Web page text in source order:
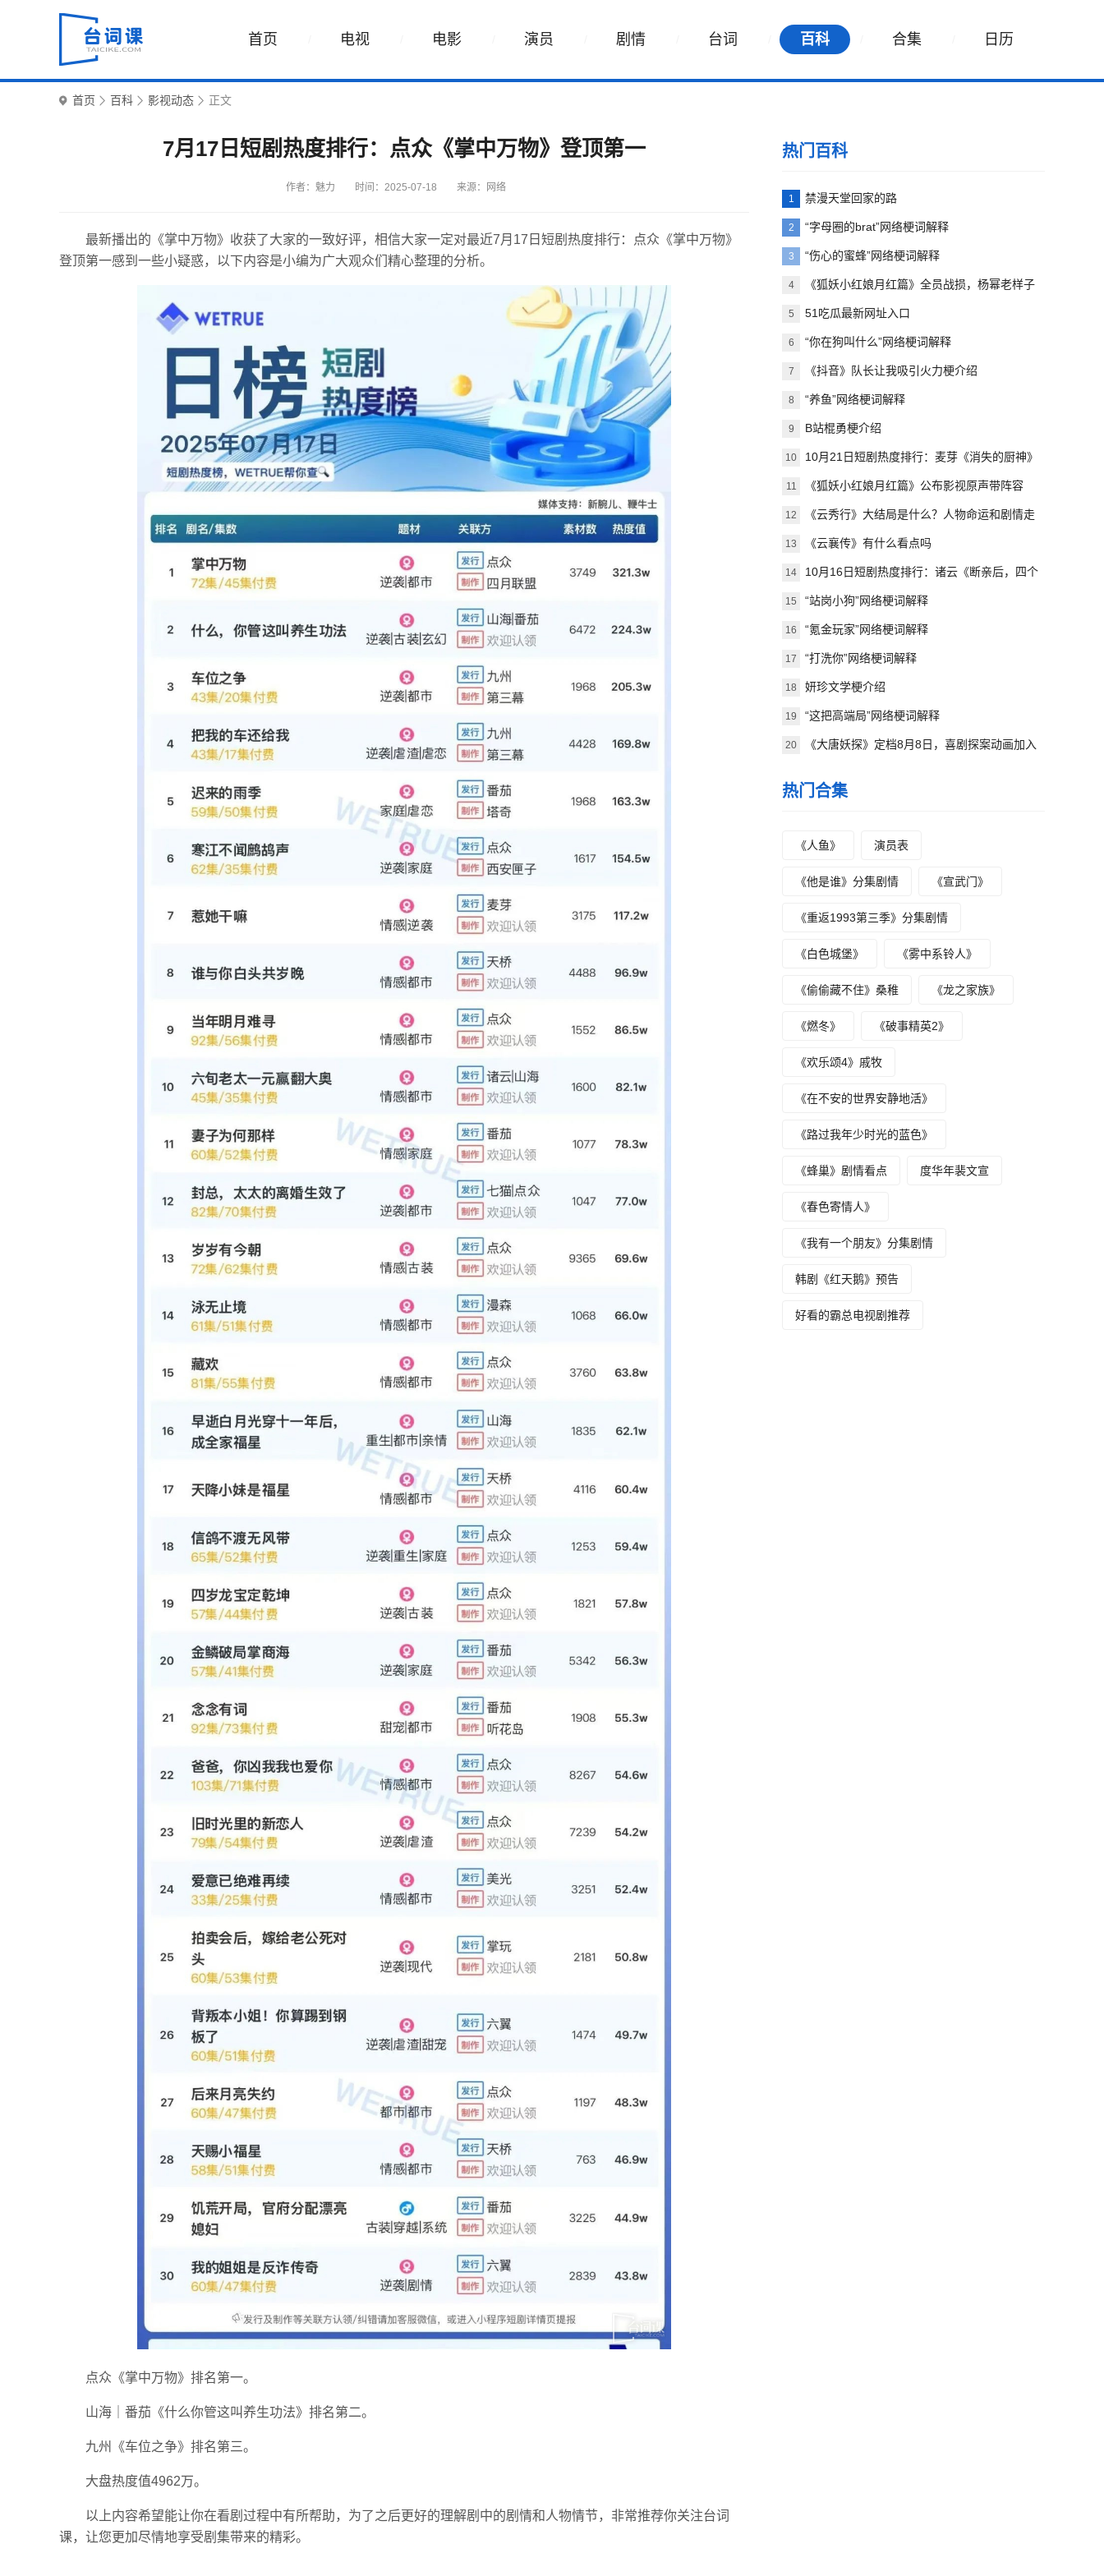
首页 电视 电影 演员 剧情 台词 百科 合集 日历
首页 百科 影视动态 正文
7月17日短剧热度排行：点众《掌中万物》登顶第一
作者：魅力 时间：2025-07-18 来源：网络
最新播出的《掌中万物》收获了大家的一致好评，相信大家一定对最近7月17日短剧热度排行：点众《掌中万物》
登顶第一感到一些小疑惑，以下内容是小编为广大观众们精心整理的分析。
点众《掌中万物》排名第一。
山海｜番茄《什么你管这叫养生功法》排名第二。
九州《车位之争》排名第三。
大盘热度值4962万。
以上内容希望能让你在看剧过程中有所帮助，为了之后更好的理解剧中的剧情和人物情节，非常推荐你关注台词
课，让您更加尽情地享受剧集带来的精彩。
热门百科
1 禁漫天堂回家的路
2 “字母圈的brat”网络梗词解释
3 “伤心的蜜蜂”网络梗词解释
4 《狐妖小红娘月红篇》全员战损，杨幂老样子
5 51吃瓜最新网址入口
6 “你在狗叫什么”网络梗词解释
7 《抖音》队长让我吸引火力梗介绍
8 “养鱼”网络梗词解释
9 B站棍勇梗介绍
10 10月21日短剧热度排行：麦芽《消失的厨神》
登顶第一
11 《狐妖小红娘月红篇》公布影视原声带阵容
12 《云秀行》大结局是什么？人物命运和剧情走
向预测
13 《云襄传》有什么看点吗
14 10月16日短剧热度排行：诸云《断亲后，四个
姐姐跪求我回家》登顶第一
15 “站岗小狗”网络梗词解释
16 “氪金玩家”网络梗词解释
17 “打洗你”网络梗词解释
18 妍珍文学梗介绍
19 “这把高端局”网络梗词解释
20 《大唐妖探》定档8月8日，喜剧探案动画加入
热门合集
《人鱼》 演员表
《他是谁》分集剧情 《宣武门》
《重返1993第三季》分集剧情
《白色城堡》 《雾中系铃人》
《偷偷藏不住》桑稚 《龙之家族》
《燃冬》 《破事精英2》
《欢乐颂4》戚牧
《在不安的世界安静地活》
《路过我年少时光的蓝色》
《蜂巢》剧情看点 度华年裴文宣
《春色寄情人》
《我有一个朋友》分集剧情
韩剧《红天鹅》预告
好看的霸总电视剧推荐